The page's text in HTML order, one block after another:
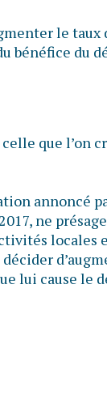
le
bénéfice du
celle que l’on
annoncé
ne
locales
lui cause le